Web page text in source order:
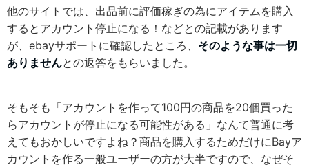
他のサイトでは、出品前に評価稼ぎの為にアイテムを購入
するとアカウント停止になる！などとの記載があります
が、ebayサポートに確認したところ、 そのような事は一切
ありませんとの返答をもらいました。
そもそも「アカウントを作って100円の商品を20個買った
らアカウントが停止になる可能性がある」なんて普通に考
えてもおかしいですよね？商品を購入するためだけにBayア
カウントを作る一般ユーザーの方が大半ですので、なぜそ